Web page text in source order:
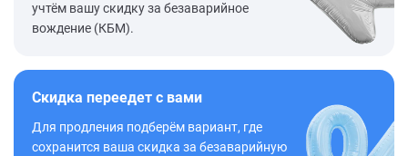
учтём вашу скидку за безаварийное
вождение (КБМ).
Скидка переедет с вами
Для продления подберём вариант, где
сохранится ваша скидка за безаварийную